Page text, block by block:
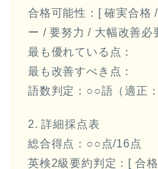
合格可能性：[ 確実合格
ー / 要努力 / 大幅改善必
最も優れている点：
最も改善すべき点：
語数判定：○○語（適正
2. 詳細採点表
総合得点：○○点/16点
英検2級要約判定：[ 合